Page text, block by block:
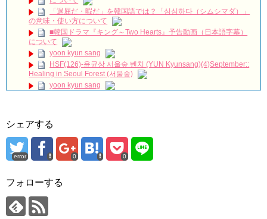
[FMV] 이판사판(イ判サ判) – DMEANOR(디미너) – The
Moment NEW!
若きチャン・ヒョクの全盛期、忘れられない
『油っぽいメロ』2PMジュノ＆チョン・リョウォン、バックハ
グ… NEW!
韓国ドラマ「約束のない恋」
ハン・ヘジン 한혜진 – (선공개) 강남 3대 얼짱 출신 &#39;한혜진
언니&#39; (ft. 도여니의 학창시절) | 편 먹고 갈래요? 밥블레스유 2
bobblessyou2 EP.18
한가인 –
レンタル開始！
(ENG SUB) Behind The Scene Hyun Bin 현빈❤️ 손예진 Son Ye
Jin-Crash Landing On You/ヒョンビン❤️ソンイェジン / エンジョイ❕
ユン・ギュンサン、番組にも登場した愛猫が急死…イ・ソンギ
キングを一部公開（DVD-SET2特典映像より）
「退屈だ・暇だ」を韓国語では？「심심하다（シムシマダ）」
の意味・使い方について
■韓国ドラマ『キング～Two Hearts』予告動画（日本語字幕）
について
yoon kyun sang
HSF(126)-윤균상 서울숲 벤치 (YUN Kyunsang)(4)September::
Healing in Seoul Forest (서울숲)
yoon kyun sang
九尾狐外伝 メイキング03 ハン・イェスル
チョ・ヒョンジェ 조현재 九尾狐外伝 制作発表会
キム・テヒの弟イ・ワン♥イ・ボミ、今日（28日）結婚……
「まず熱く掃除せよ」女優キム・ユジョン、「健康がとても回
【裏芸能】キムユジョンの熱愛彼氏はあの大物俳優
いでしょ？” Big News TV
シェアする
error 0 0
フォローする